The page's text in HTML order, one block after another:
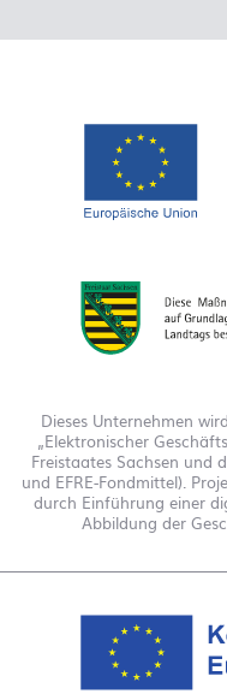
Dieses Unternehmen
„Elektronischer
Freistaates Sachsen und
und EFRE-Fondmittel).
durch Einführung einer
Abbildung der